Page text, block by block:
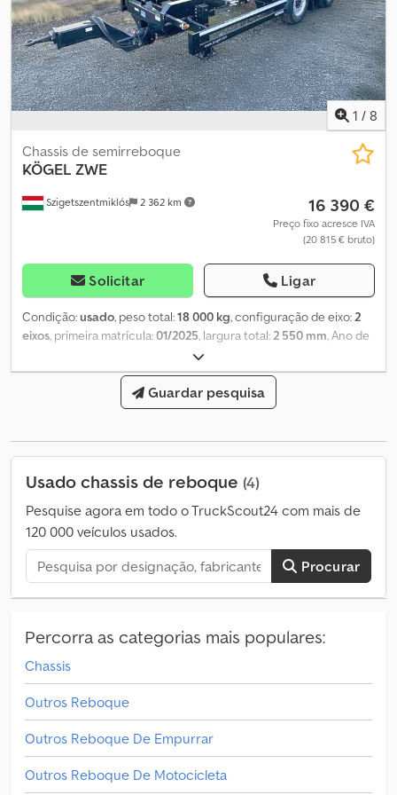
equipamento são realizados conforme a solicitação individual do
cliente.
1 / 8
Szigetszentmiklós 2 362 km
Chassis de semirreboque
KÖGEL ZWE
16 390 €
Preço fixo acresce IVA
(20 815 € bruto)
Solicitar Ligar
Condição:usado, peso total:18 000 kg, configuração de eixo:2
eixos, primeira matrícula:01/2025, largura total:2 550 mm, Ano de
ABS, - tamanho das rodas 385/55 R
22.5 Dkodpfx Amjxdgk Uj Ror - eixos SAF - barra de tração
montada no topo - altura do engate ajustável 760-860 mm -
comprimento da barra de tração ajustável - pino da barra de
novo, ainda não registado. Ano de fabrico: 2024. O veículo pode
ser levantado em Szigetszentmiklós, Hungria Para consultas:
Gábor NAGY, telemóvel:
Guardar pesquisa
Usado chassis de reboque (4)
Pesquise agora em todo o TruckScout24 com mais de
120 000 veículos usados.
Procurar
Percorra as categorias mais populares:
Chassis
Outros Reboque
Outros Reboque De Empurrar
Outros Reboque De Motocicleta